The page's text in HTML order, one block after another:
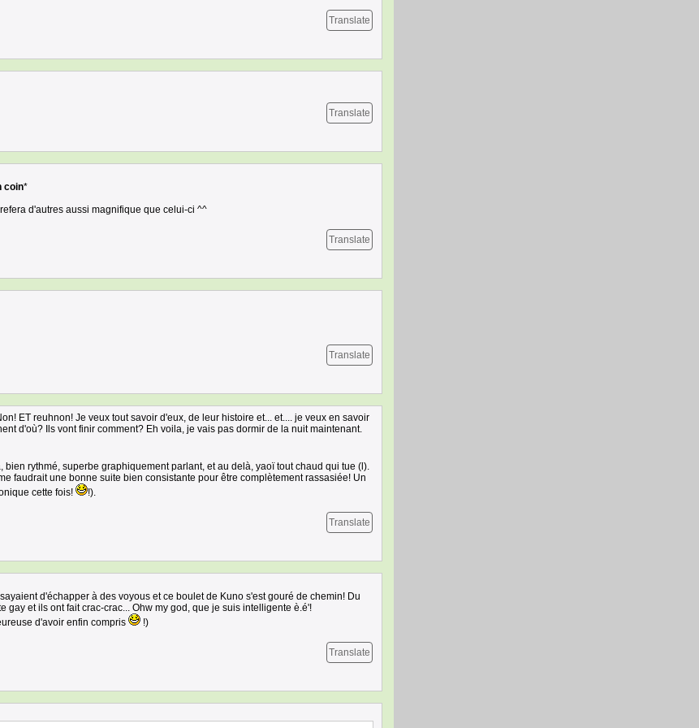
Translate
Translate
coin*
d'autres aussi magnifique que celui-ci ^^
Translate
Translate
ET reuhnon! Je veux tout savoir d'eux, de leur histoire et... et.... je veux en savoir
d'où? Ils vont finir comment? Eh voila, je vais pas dormir de la nuit maintenant.
bien rythmé, superbe graphiquement parlant, et au delà, yaoï tout chaud qui tue (l).
faudrait une bonne suite bien consistante pour être complètement rassasiée! Un
cette fois!
!).
Translate
d'échapper à des voyous et ce boulet de Kuno s'est gouré de chemin! Du
gay et ils ont fait crac-crac... Ohw my god, que je suis intelligente è.é'!
d'avoir enfin compris
!)
Translate